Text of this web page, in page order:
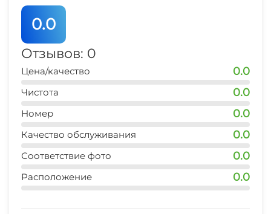
5 мин
3 мин
банкомат
центр развлечений
0.0
Отзывов: 0
Цена/качество 0.0
Чистота 0.0
Номер 0.0
Качество обслуживания 0.0
Соответствие фото 0.0
Расположение 0.0